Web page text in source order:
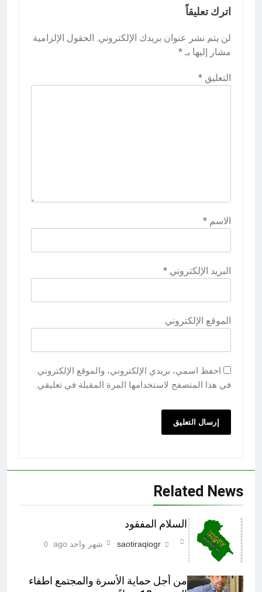
اترك تعليقاً
لن يتم نشر عنوان بريدك الإلكتروني. الحقول الإلزامية
مشار إليها بـ *
التعليق *
الاسم *
البريد الإلكتروني *
الموقع الإلكتروني
احفظ اسمي، بريدي الإلكتروني، والموقع الإلكتروني
في هذا المتصفح لاستخدامها المرة المقبلة في تعليقي.
Related News
السلام المفقود
saotiraqiogr شهر واحد ago 0
من أجل حماية الأسرة والمجتمع اطفاء